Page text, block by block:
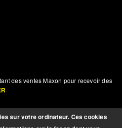
des ventes Maxon pour recevoir des
JOUR
sur votre ordinateur. Ces cookies